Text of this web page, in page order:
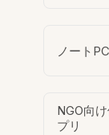
ノート
NGO向
プリ